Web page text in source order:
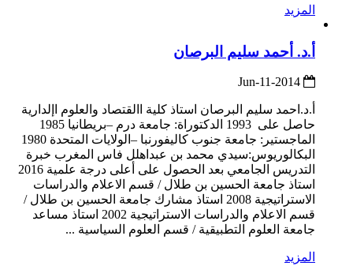
المزيد
أ.د. أحمد سليم البرصان
أ.د.احمد سليم البرصان استاذ كلية االقتصاد والعلوم اإلدارية
حاصل على 1993 الدكتوراة: جامعة درم –بريطانيا 1985
الماجستير: جامعة جنوب كاليفورنبا –الولايات المتحدة 1980
البكالوريوس:سيدي محمد بن عبداهلل فاس المغرب خبرة
التدريس الجامعي بعد الحصول على أعلى درجة علمية 2016
استاذ جامعة الحسين بن طلال / قسم الاعلام والدراسات
الاستراتيجية 2008 استاذ مشارك جامعة الحسين بن طلال /
قسم الاعلام والدراسات الاستراتيجية 2002 استاذ مساعد
جامعة العلوم التطبيقية / قسم العلوم السياسية ...
المزيد